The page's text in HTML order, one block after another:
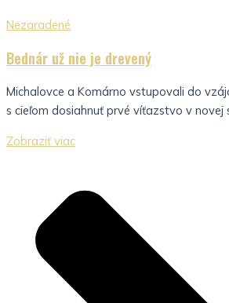
Nezaradené
Bednár už nie je drevený
Michalovce a Komárno vstupovali do
s cieľom dosiahnuť prvé víťazstvo v novej
Zobraziť viac